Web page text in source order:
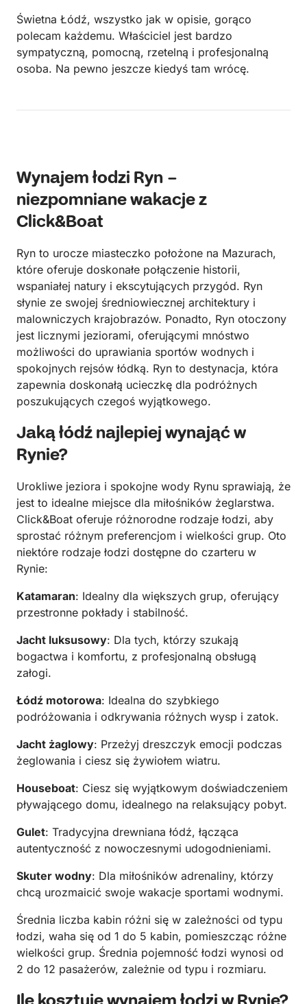
Świetna Łódź, wszystko jak w opisie, gorąco
polecam każdemu. Właściciel jest bardzo
sympatyczną, pomocną, rzetelną i profesjonalną
osoba. Na pewno jeszcze kiedyś tam wrócę.
Wynajem łodzi Ryn –
niezpomniane wakacje z
Click&Boat
Ryn to urocze miasteczko położone na Mazurach,
które oferuje doskonałe połączenie historii,
wspaniałej natury i ekscytujących przygód. Ryn
słynie ze swojej średniowiecznej architektury i
malowniczych krajobrazów. Ponadto, Ryn otoczony
jest licznymi jeziorami, oferującymi mnóstwo
możliwości do uprawiania sportów wodnych i
spokojnych rejsów łódką. Ryn to destynacja, która
zapewnia doskonałą ucieczkę dla podróżnych
poszukujących czegoś wyjątkowego.
Jaką łódź najlepiej wynająć w
Rynie?
Urokliwe jeziora i spokojne wody Rynu sprawiają, że
jest to idealne miejsce dla miłośników żeglarstwa.
Click&Boat oferuje różnorodne rodzaje łodzi, aby
sprostać różnym preferencjom i wielkości grup. Oto
niektóre rodzaje łodzi dostępne do czarteru w
Rynie:
Katamaran: Idealny dla większych grup, oferujący
przestronne pokłady i stabilność.
Jacht luksusowy: Dla tych, którzy szukają
bogactwa i komfortu, z profesjonalną obsługą
załogi.
Łódź motorowa: Idealna do szybkiego
podróżowania i odkrywania różnych wysp i zatok.
Jacht żaglowy: Przeżyj dreszczyk emocji podczas
żeglowania i ciesz się żywiołem wiatru.
Houseboat: Ciesz się wyjątkowym doświadczeniem
pływającego domu, idealnego na relaksujący pobyt.
Gulet: Tradycyjna drewniana łódź, łącząca
autentyczność z nowoczesnymi udogodnieniami.
Skuter wodny: Dla miłośników adrenaliny, którzy
chcą urozmaicić swoje wakacje sportami wodnymi.
Średnia liczba kabin różni się w zależności od typu
łodzi, waha się od 1 do 5 kabin, pomieszcząc różne
wielkości grup. Średnia pojemność łodzi wynosi od
2 do 12 pasażerów, zależnie od typu i rozmiaru.